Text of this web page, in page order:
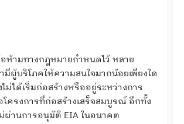
ห้ามทางกฎหมายกำหนดไว้ หลาย
ผู้บริโภคให้ความสนใจมากน้อยเพียงใด
ม่ได้เริ่มก่อสร้างหรืออยู่ระหว่างการ
ครงการที่ก่อสร้างเสร็จสมบูรณ์ อีกทั้ง
ผ่านการอนุมัติ EIA ในอนาคต